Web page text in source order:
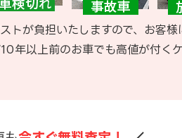
トが負担いたしますので、お客
年以上前のお車でも高値が付く